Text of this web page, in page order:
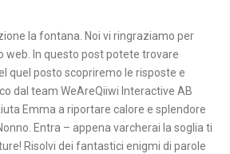
la fontana. Noi vi ringraziamo per
web. In questo post potete trovare
quel posto scopriremo le risposte e
dal team WeAreQiiwi Interactive AB
Emma a riportare calore e splendore
Entra – appena varcherai la soglia ti
Risolvi dei fantastici enigmi di parole